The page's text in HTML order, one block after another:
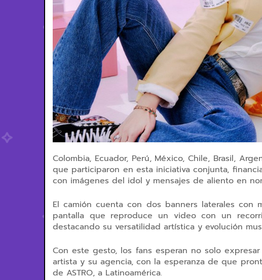
Colombia, Ecuador, Perú, México, Chile, Brasil,
que participaron en esta iniciativa conjunta,
con imágenes del idol y mensajes de aliento en
El camión cuenta con dos banners laterales con
pantalla que reproduce un video con un
destacando su versatilidad artística y evolución
Con este gesto, los fans esperan no solo
artista y su agencia, con la esperanza de que
de ASTRO, a Latinoamérica.